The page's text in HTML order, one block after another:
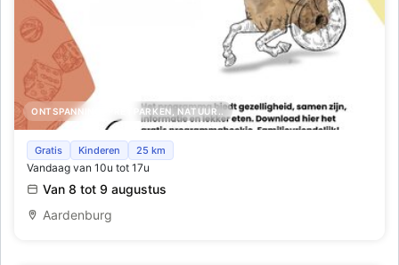
ONTSPANNING, PRETPARKEN, NATUUR..
Tweedaags Romeins Festival Ludi Romani (G)een
kinderspel
Gratis Kinderen 25 km
Vandaag van 10u tot 17u
Van 8 tot 9 augustus
Aardenburg